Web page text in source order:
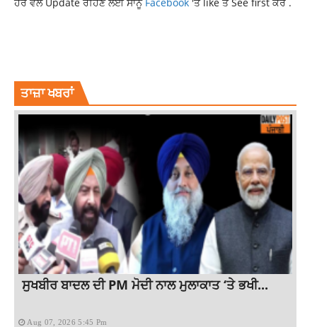
ਤਾਜ਼ਾ ਖਬਰਾਂ
ਸੁਖਬੀਰ ਬਾਦਲ ਦੀ PM ਮੋਦੀ ਨਾਲ ਮੁਲਾਕਾਤ ‘ਤੇ ਭਖੀ...
Aug 07, 2026 5:45 Pm